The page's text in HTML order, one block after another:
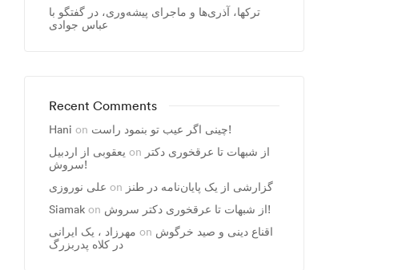
ترکها، آذری‌ها و ماجرای پیشه‌وری، در گفتگو با
عباس جوادی
Recent Comments
Hani on
چینی اگر عیب تو بنمود راست!
یعقوبی از اردبیل on از شبهات تا عرقخوری دکتر
سروش!
علی نوروزی on گزارشی از یک پایان‌نامه در طنز
Siamak on
از شبهات تا عرقخوری دکتر سروش!
مهرزاد ، يک ايرانی on اقناع دینی و صید خرگوش
در کلاه پدربزرگ